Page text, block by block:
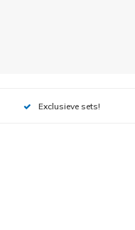
Exclusieve sets!